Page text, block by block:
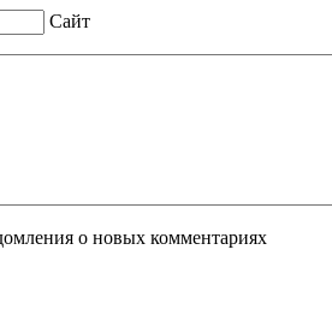
Сайт
о новых комментариях